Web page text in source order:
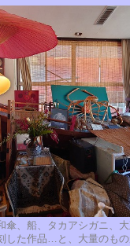
傘、船、タカアシガニ、
した作品…と、大量のも